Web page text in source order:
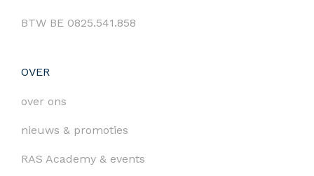
BTW BE 0825.541.858
OVER
over ons
nieuws & promoties
RAS Academy & events